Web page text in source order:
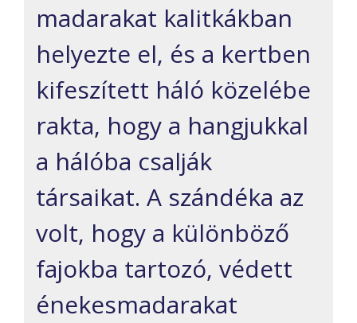
madarakat kalitkákban
helyezte el, és a kertben
kifeszített háló közelébe
rakta, hogy a hangjukkal
a hálóba csalják
társaikat. A szándéka az
volt, hogy a különböző
fajokba tartozó, védett
énekesmadarakat